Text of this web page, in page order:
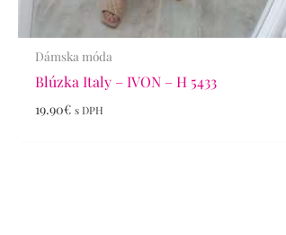
Dámska móda
Blúzka Italy – IVON – H 5433
19.90€ s DPH